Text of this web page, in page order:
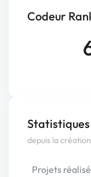
Codeur
Statistiques
depuis la
Projets